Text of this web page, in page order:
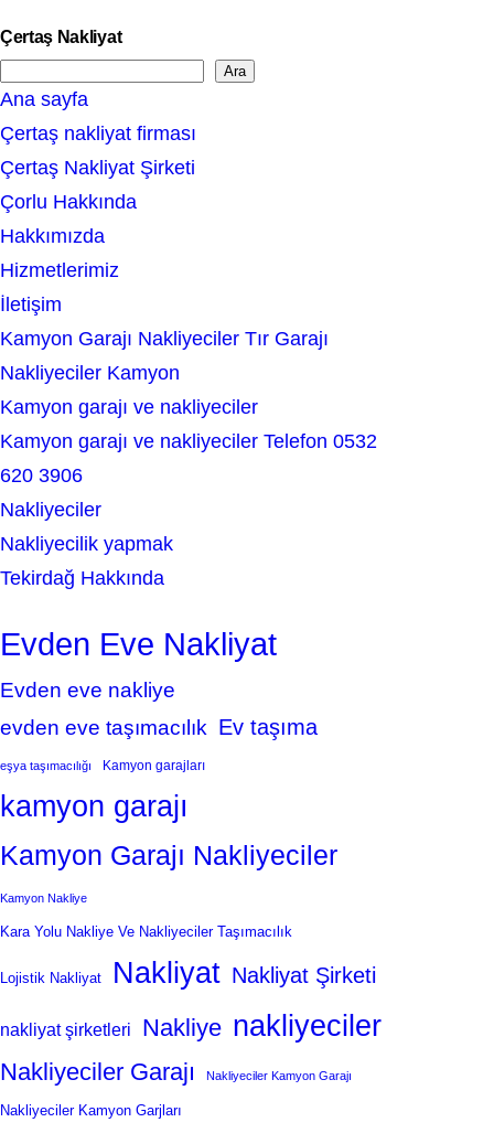
Çertaş Nakliyat
e
a
r
c
h
Ara
Ana sayfa
Çertaş nakliyat firması
Çertaş Nakliyat Şirketi
Çorlu Hakkında
Hakkımızda
Hizmetlerimiz
İletişim
Kamyon Garajı Nakliyeciler Tır Garajı
Nakliyeciler Kamyon
Kamyon garajı ve nakliyeciler
Kamyon garajı ve nakliyeciler Telefon 0532
620 3906
Nakliyeciler
Nakliyecilik yapmak
Tekirdağ Hakkında
Evden Eve Nakliyat
Evden eve nakliye
evden eve taşımacılık Ev taşıma
eşya taşımacılığı Kamyon garajları
kamyon garajı
Kamyon Garajı Nakliyeciler
Kamyon Nakliye
Kara Yolu Nakliye Ve Nakliyeciler Taşımacılık
Lojistik Nakliyat Nakliyat Nakliyat Şirketi
nakliyat şirketleri Nakliye nakliyeciler
Nakliyeciler Garajı Nakliyeciler Kamyon Garajı
Nakliyeciler Kamyon Garjları